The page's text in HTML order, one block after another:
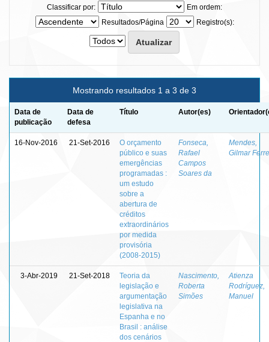
Classificar por:
Em ordem:
Resultados/Página
Registro(s):
Mostrando resultados 1 a 3 de 3
Data de
publicação
Data de
defesa
Título Autor(es)
16-Nov-2016 21-Set-2016
O orçamento
público e suas
emergências
programadas :
um estudo
sobre a
abertura de
créditos
extraordinários
por medida
provisória
(2008-2015)
Fonseca,
Rafael
Campos
Soares da
Mendes,
Gilmar
3-Abr-2019 21-Set-2018
Teoria da
legislação e
argumentação
legislativa na
Espanha e no
Brasil : análise
dos cenários
Nascimento,
Roberta
Simões
Atienza
Rodríguez,
Manuel